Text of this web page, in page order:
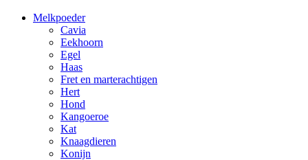
Melkpoeder
Cavia
Eekhoorn
Egel
Haas
Fret en marterachtigen
Hert
Hond
Kangoeroe
Kat
Knaagdieren
Konijn